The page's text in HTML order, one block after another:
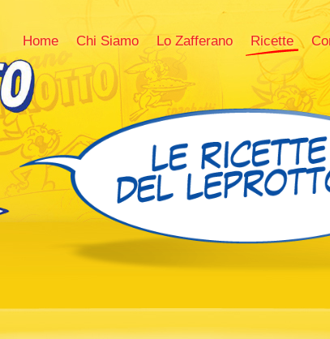
Home Chi Siamo Lo Zafferano Ricette